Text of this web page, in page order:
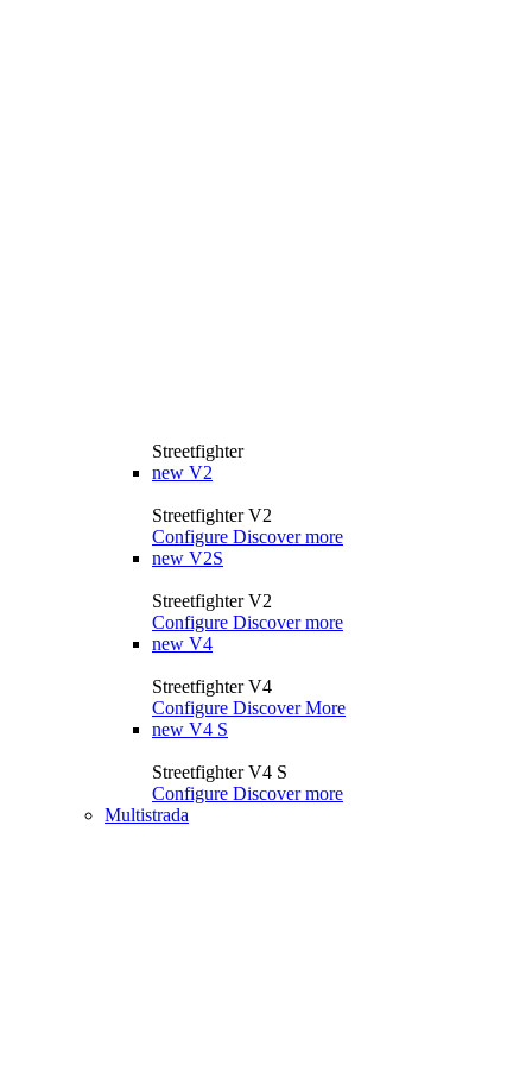
Streetfighter
new V2
Streetfighter V2
Configure Discover more
new V2S
Streetfighter V2
Configure Discover more
new V4
Streetfighter V4
Configure Discover More
new V4 S
Streetfighter V4 S
Configure Discover more
Multistrada